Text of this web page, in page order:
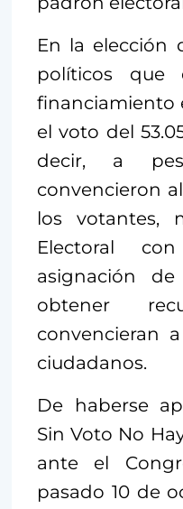
En la elección
políticos que
financiamiento
el voto del
decir, a
convencieron
los votantes,
Electoral
asignación
obtener
convencieran
ciudadanos.
De haberse
Sin Voto No
ante el
pasado 10 de